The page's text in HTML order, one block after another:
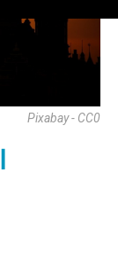
Pixabay - CC0